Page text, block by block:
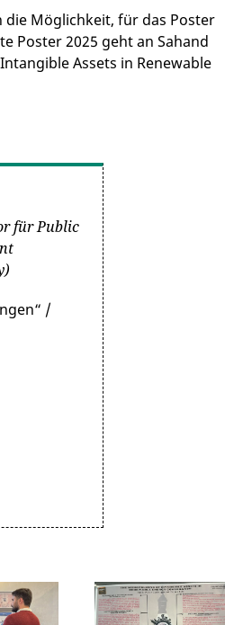
Möglichkeit, für das Poster
Poster 2025 geht an Sahand
Assets in Renewable
für Public
/